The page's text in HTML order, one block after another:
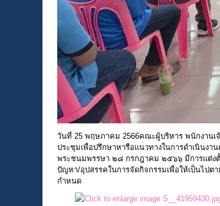
วันที่ 25 พฤษภาคม 2566คณะผู้บริหาร พนักงาน
ประชุมเพื่อปรึกษาหารือแนวทางในการดำเนินงา
พระชนมพรรษา ๒๘ กรกฎาคม ๒๕๖๖ มีการแต่ง
ปัญหา/อุปสรรคในการจัดกิจกรรมเพื่อให้เป็นไปต
กำหนด